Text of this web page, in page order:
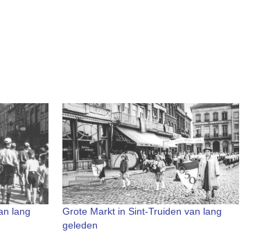
lang
Grote Markt in Sint-Truiden van lang
geleden